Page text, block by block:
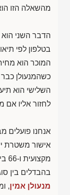
מהשאלה הזו
הדבר השני הוא
בטלפון לפי
המוכר הוא
כשהמנעולן
השלישי הוא
לחזור אליו
אנחנו פועלים
אישור משטרת
בהבדלים בין
מנעולן אמין,